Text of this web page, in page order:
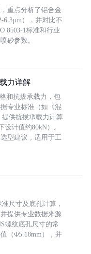
重点分析了铝合金
6.3μm），并对比不
8503-1标准和行业
砂参数。
力详解
和抗拔承载力，包
专业标准（如《混
提供抗拔承载力计算
计值约80kN）。
型建议，适用于工
尺寸及底孔计算，
提供专业数据来源
螺纹底孔尺寸的常
（Φ5.18mm），并